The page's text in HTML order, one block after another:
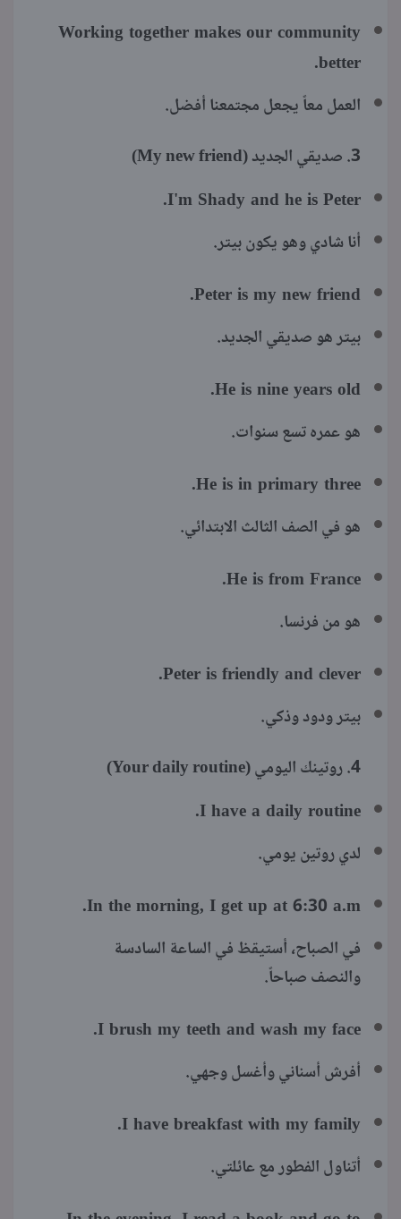
Working together makes our community
better.
العمل معاً يجعل مجتمعنا أفضل.
3. صديقي الجديد (My new friend)
I'm Shady and he is Peter.
أنا شادي وهو يكون بيتر.
Peter is my new friend.
بيتر هو صديقي الجديد.
He is nine years old.
هو عمره تسع سنوات.
He is in primary three.
هو في الصف الثالث الابتدائي.
He is from France.
هو من فرنسا.
Peter is friendly and clever.
بيتر ودود وذكي.
4. روتينك اليومي (Your daily routine)
I have a daily routine.
لدي روتين يومي.
In the morning, I get up at 6:30 a.m.
في الصباح، أستيقظ في الساعة السادسة
والنصف صباحاً.
I brush my teeth and wash my face.
أفرش أسناني وأغسل وجهي.
I have breakfast with my family.
أتناول الفطور مع عائلتي.